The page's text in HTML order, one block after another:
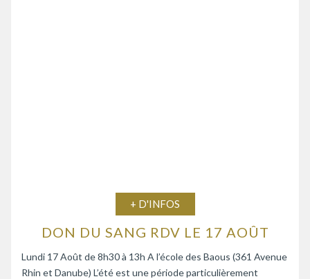
+ D'INFOS
DON DU SANG RDV LE 17 AOÛT
Lundi 17 Août de 8h30 à 13h A l’école des Baous (361 Avenue
Rhin et Danube) L’été est une période particulièrement